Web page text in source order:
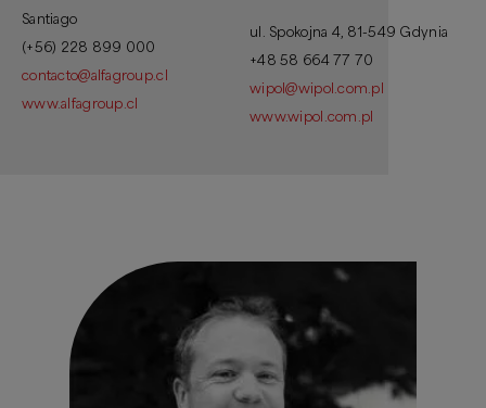
Santiago
(+56) 228 899 000
contacto@alfagroup.cl
www.alfagroup.cl
ul. Spokojna 4, 81-549 Gdynia
+48 58 664 77 70
wipol@wipol.com.pl
www.wipol.com.pl